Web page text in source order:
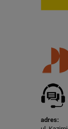
adres: